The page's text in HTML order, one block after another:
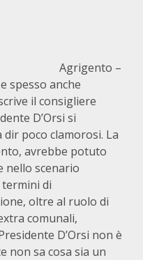
Agrigento –
spesso anche
il consigliere
D’Orsi si
poco clamorosi. La
avrebbe potuto
nello scenario
di
oltre al ruolo di
comunali,
D’Orsi non è
non sa cosa sia un